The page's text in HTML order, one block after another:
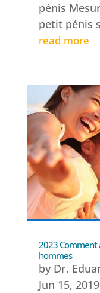
pénis
petit pénis
read more
2023 Comment
hommes
by Dr.
Jun 15, 2019